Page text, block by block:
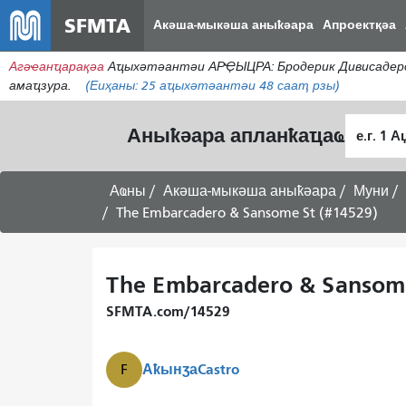
SFMTA Акәша-мыкәша аныҟәара Апроектқәа
Агәҽанҵарақәа Аҵыхәтәантәи АРҾЫЦРА: Бродерик
амаҵзура.
(Еиҳаны: 25 аҵыхәтәантәи 48 сааҭ рзы)
Аныҟәара апланҟаҵаҩҭыԥ
Аҩны Акәша-мыкәша аныҟәара Муни
The Embarcadero & Sansome St (#14529)
The Embarcadero &
SFMTA.com/14529
F АҟынӡаCastro